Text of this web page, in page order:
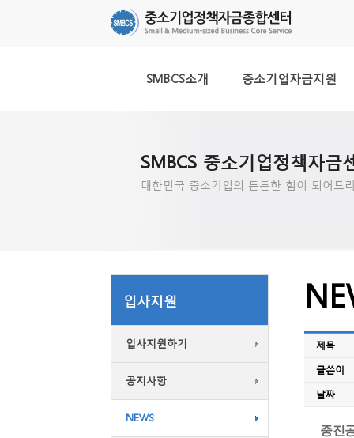
SMBCS소개 중소기업자금지원
SMBCS 중소기업정책자금
대한민국 중소기업의 든든한 힘이 되어드
입사지원
입사지원하기
공지사항
NEWS
제목
글쓴이
날짜
중진